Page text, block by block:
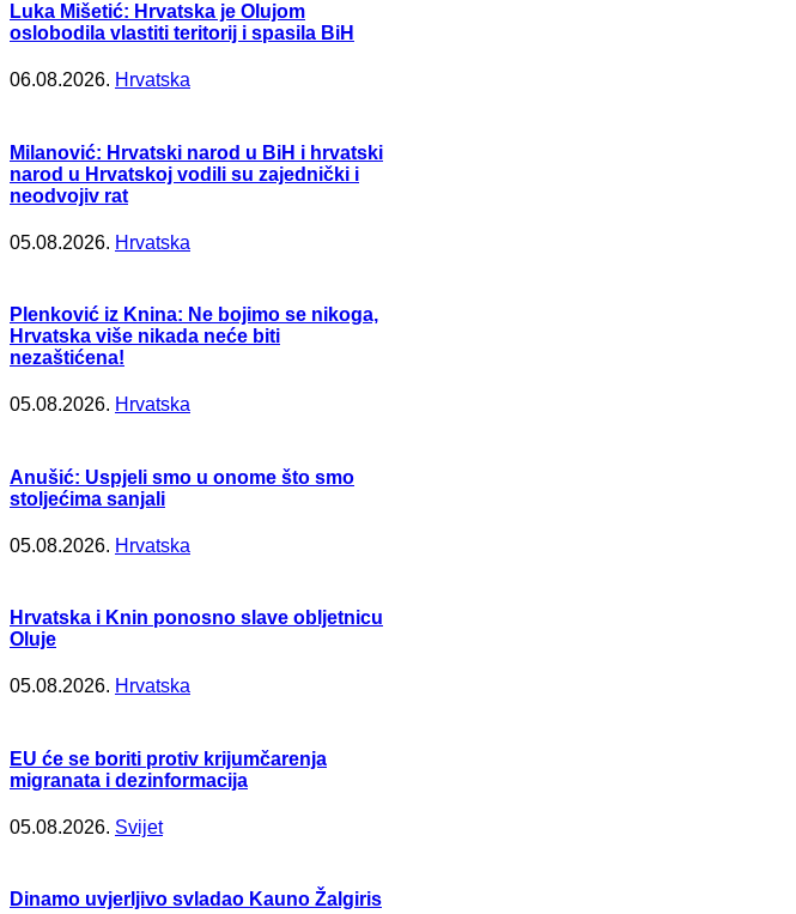
Luka Mišetić: Hrvatska je Olujom
oslobodila vlastiti teritorij i spasila BiH
06.08.2026. Hrvatska
Milanović: Hrvatski narod u BiH i hrvatski
narod u Hrvatskoj vodili su zajednički i
neodvojiv rat
05.08.2026. Hrvatska
Plenković iz Knina: Ne bojimo se nikoga,
Hrvatska više nikada neće biti
nezaštićena!
05.08.2026. Hrvatska
Anušić: Uspjeli smo u onome što smo
stoljećima sanjali
05.08.2026. Hrvatska
Hrvatska i Knin ponosno slave obljetnicu
Oluje
05.08.2026. Hrvatska
EU će se boriti protiv krijumčarenja
migranata i dezinformacija
05.08.2026. Svijet
Dinamo uvjerljivo svladao Kauno Žalgiris